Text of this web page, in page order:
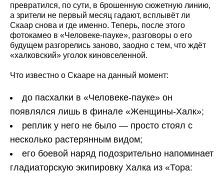
превратился, по сути, в брошенную сюжетную линию,
а зрители не первый месяц гадают, всплывёт ли
Скаар снова и где именно. Теперь, после этого
фотокамео в «Человеке-пауке», разговоры о его
будущем разгорелись заново, заодно с тем, что ждёт
«халковский» уголок киновселенной.
Что известно о Скааре на данный момент:
до пасхалки в «Человеке-пауке» он
появлялся лишь в финале «Женщины-Халк»;
реплик у него не было — просто стоял с
несколько растерянным видом;
его боевой наряд подозрительно напоминает
гладиаторскую экипировку Халка из «Тора: